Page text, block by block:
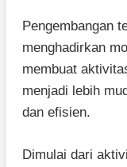
Pengembangan
menghadirkan
membuat
menjadi lebih
dan efisien.
Dimulai dari